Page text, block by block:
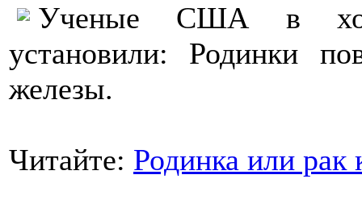
Ученые США в
установили: Родинки
железы.
Читайте: Родинка или рак